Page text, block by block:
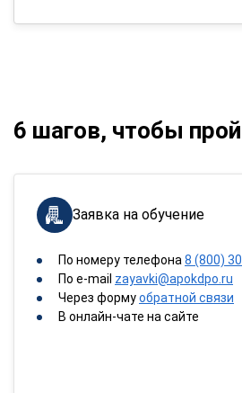
6 шагов, чтобы
Заявка на обучение
По номеру телефона 8 (800)
По e-mail zayavki@apokdpo.ru
Через формуобратной связи
В онлайн-чате на сайте